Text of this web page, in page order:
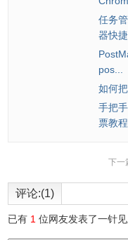
任务
器快
pos...
如何
手把
票教程
下一
评论:(1)
已有 1 位网友发表了一针